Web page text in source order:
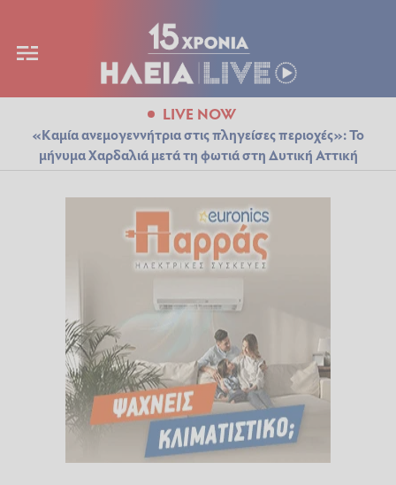
LIVE NOW
«Καμία ανεμογεννήτρια στις πληγείσες περιοχές»: Το
μήνυμα Χαρδαλιά μετά τη φωτιά στη Δυτική Αττική